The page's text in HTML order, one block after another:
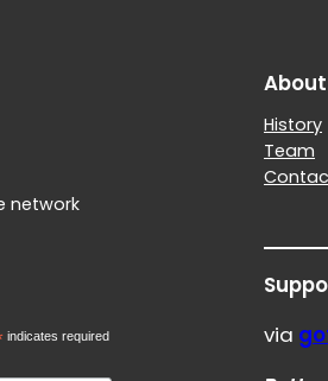
network
indicates required
About
History
Team
via